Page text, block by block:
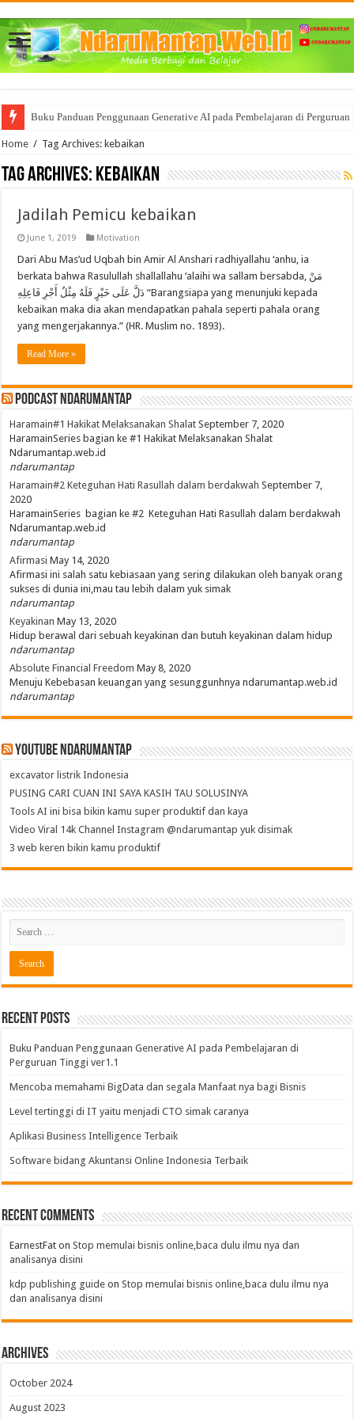
Buku Panduan Penggunaan Generative AI pada Pembelajaran di
Home / Tag Archives: kebaikan
Tag Archives: kebaikan
Jadilah Pemicu kebaikan
June 1, 2019 Motivation
Dari Abu Mas’ud Uqbah bin Amir Al Anshari radhiyallahu ‘anhu, ia
berkata bahwa Rasulullah shallallahu ‘alaihi wa sallam bersabda, مَنْ
دَلَّ عَلَى خَيْرٍ فَلَهُ مِثْلُ أَجْرِ فَاعِلِهِ “Barangsiapa yang menunjuki kepada
kebaikan maka dia akan mendapatkan pahala seperti pahala orang
yang mengerjakannya.” (HR. Muslim no. 1893).
Read More »
PodCast NdaruMantap
Haramain#1 Hakikat Melaksanakan Shalat September 7, 2020
HaramainSeries bagian ke #1 Hakikat Melaksanakan Shalat
Ndarumantap.web.id
ndarumantap
Haramain#2 Keteguhan Hati Rasullah dalam berdakwah September 7,
2020
HaramainSeries bagian ke #2 Keteguhan Hati Rasullah dalam berdakwah
Ndarumantap.web.id
ndarumantap
Afirmasi May 14, 2020
Afirmasi ini salah satu kebiasaan yang sering dilakukan oleh banyak orang
sukses di dunia ini,mau tau lebih dalam yuk simak
ndarumantap
Keyakinan May 13, 2020
Hidup berawal dari sebuah keyakinan dan butuh keyakinan dalam hidup
ndarumantap
Absolute Financial Freedom May 8, 2020
Menuju Kebebasan keuangan yang sesunggunhnya ndarumantap.web.id
ndarumantap
Youtube NdaruMantap
excavator listrik Indonesia
PUSING CARI CUAN INI SAYA KASIH TAU SOLUSINYA
Tools AI ini bisa bikin kamu super produktif dan kaya
Video Viral 14k Channel Instagram @ndarumantap yuk disimak
3 web keren bikin kamu produktif
Recent Posts
Buku Panduan Penggunaan Generative AI pada Pembelajaran di
Perguruan Tinggi ver1.1
Mencoba memahami BigData dan segala Manfaat nya bagi Bisnis
Level tertinggi di IT yaitu menjadi CTO simak caranya
Aplikasi Business Intelligence Terbaik
Software bidang Akuntansi Online Indonesia Terbaik
Recent Comments
EarnestFat onStop memulai bisnis online,baca dulu ilmu nya dan
analisanya disini
kdp publishing guide onStop memulai bisnis online,baca dulu ilmu nya
dan analisanya disini
Archives
October 2024
August 2023